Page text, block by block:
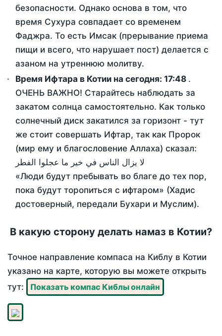
безопасности. Однако основа в том, что
время Сухура совпадает со временем
Фаджра. То есть Имсак (прерывание приема
пищи и всего, что нарушает пост) делается с
азаном на утреннюю молитву.
Время Ифтара в Котии на сегодня: 17:48 .
ОЧЕНЬ ВАЖНО! Старайтесь наблюдать за
закатом солнца самостоятельно. Как только
солнечный диск закатился за горизонт - тут
же стоит совершать Ифтар, так как Пророк
(мир ему и благословение Аллаха) сказал:
لا يزال الناس في خير ما عجلوا الفطر
«Люди будут пребывать во благе до тех пор,
пока будут торопиться с ифтаром» (Хадис
достоверный, передали Бухари и Муслим).
В какую сторону делать намаз в Котии?
Точное направление компаса на Киблу в Котии
указано на карте, которую вы можете открыть
тут:
Показать компас Киблы онлайн